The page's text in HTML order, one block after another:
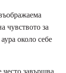
чувството за
около себе